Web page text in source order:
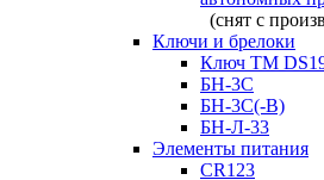
(снят с
Ключи и брелоки
Ключ TM
БН-3С
БН-3С(-В)
БН-Л-33
Элементы питания
CR123